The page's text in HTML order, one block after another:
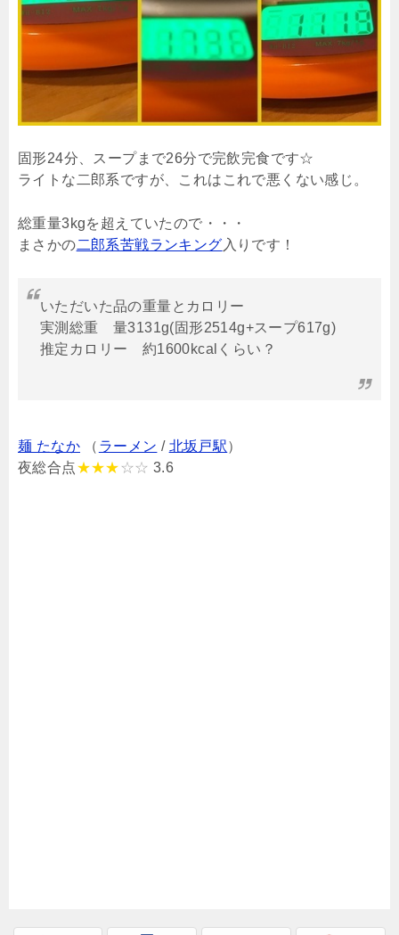
固形24分、スープまで26分で完飲完食です☆
ライトな二郎系ですが、これはこれで悪くない感じ。
総重量3kgを超えていたので・・・
まさかの二郎系苦戦ランキング 入りです！
いただいた品の重量とカロリー
実測総重 量3131g(固形2514g+スープ617g)
推定カロリー 約1600kcalくらい？
麺 たなか （ ラーメン / 北坂戸駅）
夜総合点★★★ ☆☆ 3.6